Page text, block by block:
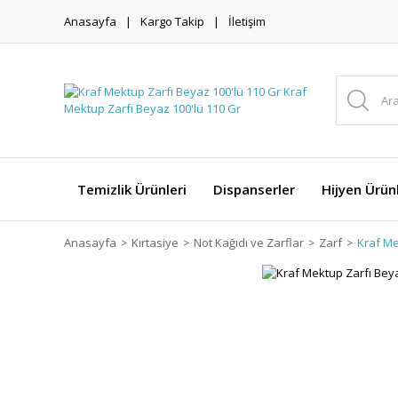
Anasayfa Kargo Takip İletişim
Temizlik Ürünleri Dispanserler Hijyen
Anasayfa Kırtasiye Not Kağıdı ve Zarflar Zarf Kraf